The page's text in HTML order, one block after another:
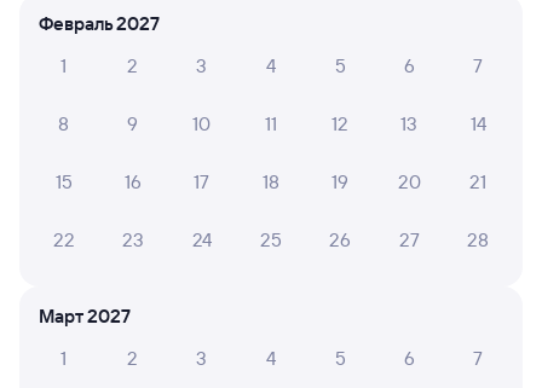
Февраль 2027
1
2 3 4 5 6 7
8 9 10 11 12 13 14
15 16 17 18 19 20 21
22 23 24 25 26 27 28
Март 2027
1
2 3 4 5 6 7